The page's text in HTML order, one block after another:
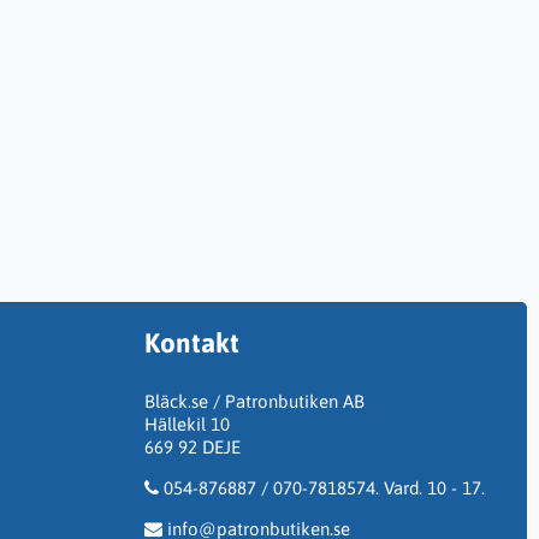
Kontakt
Bläck.se / Patronbutiken AB
Hällekil 10
669 92 DEJE
054-876887 / 070-7818574. Vard. 10 - 17.
info@patronbutiken.se